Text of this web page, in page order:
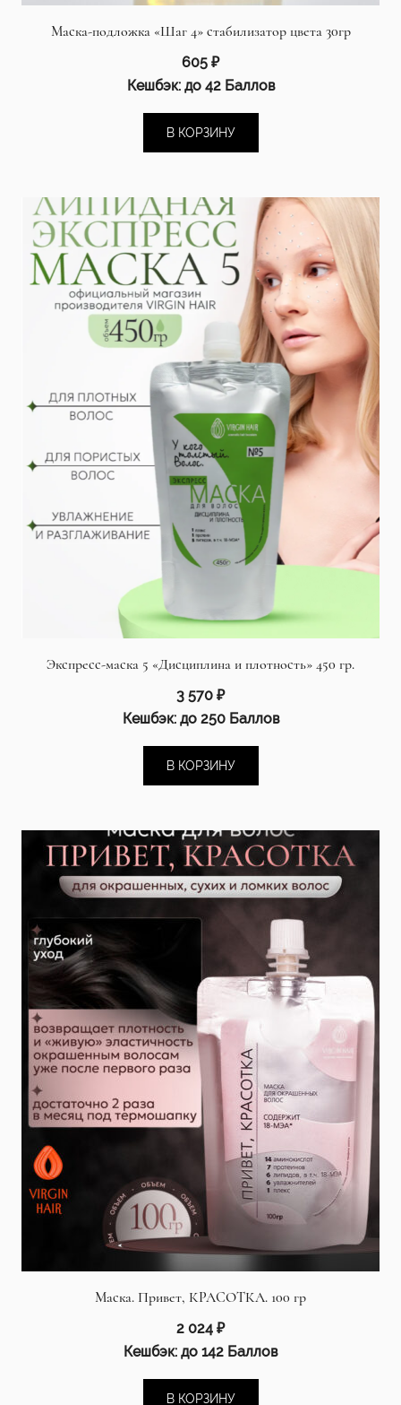
Маска-подложка «Шаг 4» стабилизатор цвета 30гр
605 ₽
Кешбэк:до 42 Баллов
В КОРЗИНУ
Экспресс-маска 5 «Дисциплина и плотность» 450 гр.
3 570 ₽
Кешбэк:до 250 Баллов
В КОРЗИНУ
Маска. Привет, КРАСОТКА. 100 гр
2 024 ₽
Кешбэк: до 142 Баллов
В КОРЗИНУ